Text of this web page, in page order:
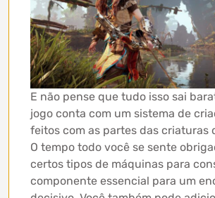
E não pense que tudo isso sai
jogo conta com um sistema de
feitos com as partes das criaturas
O tempo todo você se sente
certos tipos de máquinas para
componente essencial para um